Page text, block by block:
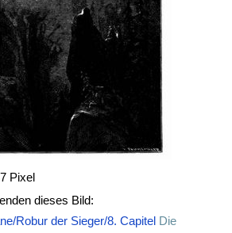
Pixel
dieses Bild:
Robur der Sieger/8. Capitel Die